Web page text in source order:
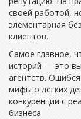
своей работой,
элементарная
клиентов.
Самое главное,
историй — это
агентств.
мифы о лёгких
конкуренции с
бизнеса.